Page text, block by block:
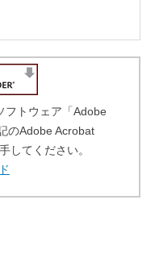
フトウェア「Adobe
のAdobe Acrobat
してください。